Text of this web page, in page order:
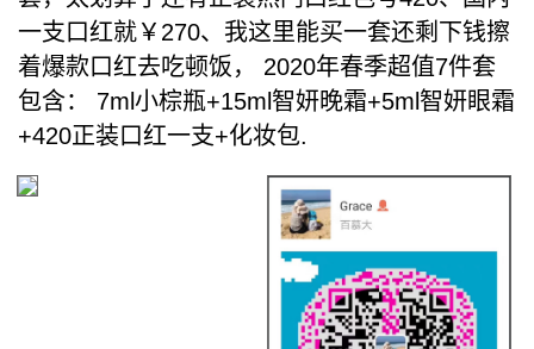
一支口红就￥270、我这里能买一套还剩下钱擦
着爆款口红去吃顿饭， 2020年春季超值7件套
包含： 7ml小棕瓶+15ml智妍晚霜+5ml智妍眼霜
+420正装口红一支+化妆包.